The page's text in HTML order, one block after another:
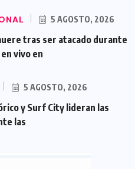
5 AGOSTO, 2026
tras ser atacado durante
vivo en
5 AGOSTO, 2026
y Surf City lideran las
las